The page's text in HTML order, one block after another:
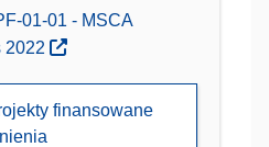
01-01 - MSCA
2022
finansowane